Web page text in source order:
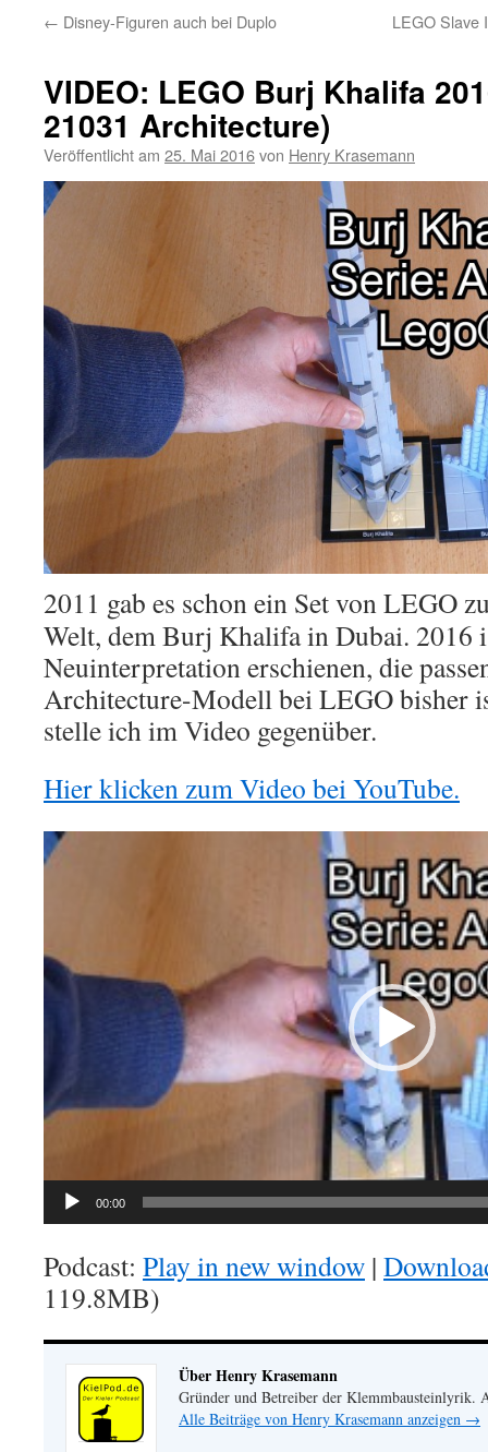
← Disney-Figuren auch bei Duplo LEGO Slave
VIDEO: LEGO Burj Khalifa
21031 Architecture)
Veröffentlicht am 25. Mai 2016von Henry Krasemann
2011 gab es schon ein Set von LEGO
Welt, dem Burj Khalifa in Dubai. 2016
Neuinterpretation erschienen, die
Architecture-Modell bei LEGO bisher
stelle ich im Video gegenüber.
Hier klicken zum Video bei YouTube.
Video-
Player
00:00
Podcast: Play in new window |
119.8MB)
Über Henry Krasemann
Gründer und Betreiber der Klemmbausteinlyrik.
Alle Beiträge von Henry Krasemann anzeigen →